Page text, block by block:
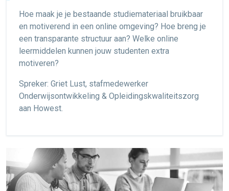
Hoe maak je je bestaande studiemateriaal bruikbaar
en motiverend in een online omgeving? Hoe breng je
een transparante structuur aan? Welke online
leermiddelen kunnen jouw studenten extra
motiveren?
Spreker: Griet Lust, stafmedewerker
Onderwijsontwikkeling & Opleidingskwaliteitszorg
aan Howest.